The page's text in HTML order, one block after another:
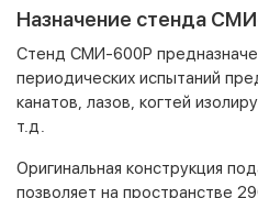
Назначение стенда
Стенд СМИ-600Р
периодических испытаний
канатов, лазов, когтей
т.д.
Оригинальная конструкция
позволяет на пространстве